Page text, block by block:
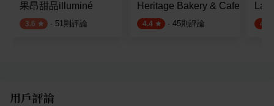
果昂甜品illuminé
3.6 · 51則評論
Heritage Bakery & Cafe
4.4 · 45則評論
La
4.4
用戶評論